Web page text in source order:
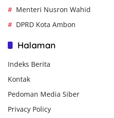
Menteri Nusron Wahid
DPRD Kota Ambon
Halaman
Indeks Berita
Kontak
Pedoman Media Siber
Privacy Policy